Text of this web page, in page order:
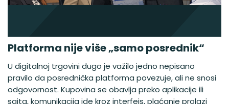
Platforma nije više „samo posrednik“
U digitalnoj trgovini dugo je važilo jedno nepisano
pravilo da posrednička platforma povezuje, ali ne snosi
odgovornost. Kupovina se obavlja preko aplikacije ili
sajta, komunikacija ide kroz interfejs, plaćanje prolazi